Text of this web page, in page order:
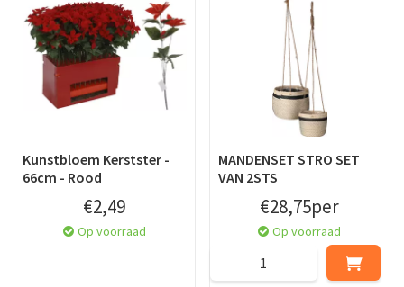
Kunstbloem Kerstster -
66cm - Rood
€2,49
Op voorraad
MANDENSET STRO SET
VAN 2STS
€28,75per
Op voorraad